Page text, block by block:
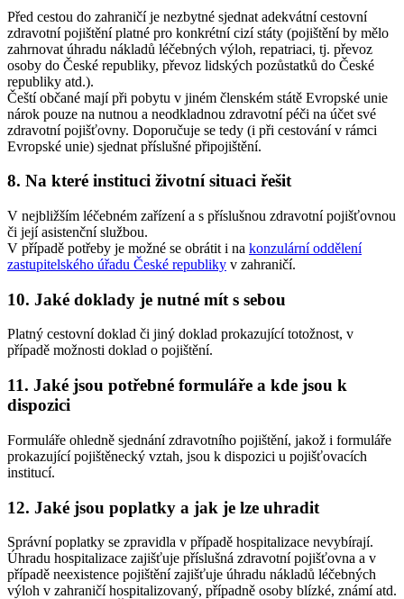
Před cestou do zahraničí je nezbytné sjednat adekvátní cestovní
zdravotní pojištění platné pro konkrétní cizí státy (pojištění by mělo
zahrnovat úhradu nákladů léčebných výloh, repatriaci, tj. převoz
osoby do České republiky, převoz lidských pozůstatků do České
republiky atd.).
Čeští občané mají při pobytu v jiném členském státě Evropské unie
nárok pouze na nutnou a neodkladnou zdravotní péči na účet své
zdravotní pojišťovny. Doporučuje se tedy (i při cestování v rámci
Evropské unie) sjednat příslušné připojištění.
8. Na které instituci životní situaci řešit
V nejbližším léčebném zařízení a s příslušnou zdravotní pojišťovnou
či její asistenční službou.
V případě potřeby je možné se obrátit i na konzulární oddělení
zastupitelského úřadu České republiky v zahraničí.
10. Jaké doklady je nutné mít s sebou
Platný cestovní doklad či jiný doklad prokazující totožnost, v
případě možnosti doklad o pojištění.
11. Jaké jsou potřebné formuláře a kde jsou k
dispozici
Formuláře ohledně sjednání zdravotního pojištění, jakož i formuláře
prokazující pojištěnecký vztah, jsou k dispozici u pojišťovacích
institucí.
12. Jaké jsou poplatky a jak je lze uhradit
Správní poplatky se zpravidla v případě hospitalizace nevybírají.
Úhradu hospitalizace zajišťuje příslušná zdravotní pojišťovna a v
případě neexistence pojištění zajišťuje úhradu nákladů léčebných
výloh v zahraničí hospitalizovaný, případně osoby blízké, známí atd.